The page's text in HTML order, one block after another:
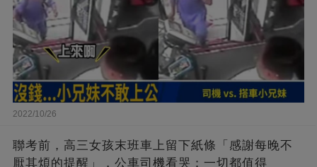
2022/10/26
聯考前，高三女孩末班車上留下紙條「感謝每晚不
厭其煩的提醒」，公車司機看哭：一切都值得